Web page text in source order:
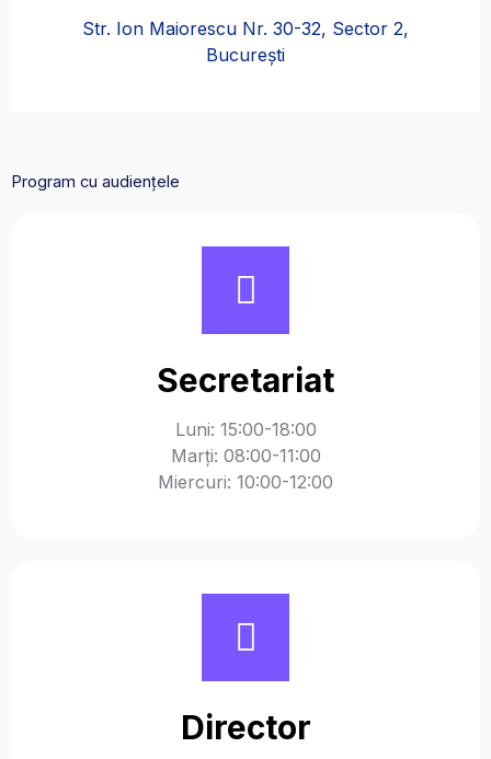
Str. Ion Maiorescu Nr. 30-32, Sector 2,
București​
Program cu audiențele
Secretariat
Luni: 15:00-18:00
Marți: 08:00-11:00
Miercuri: 10:00-12:00
Director